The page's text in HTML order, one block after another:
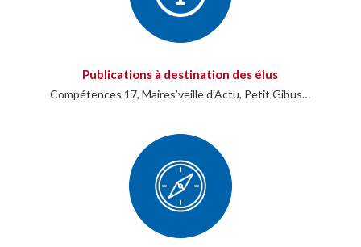
Publications à destination des élus
Compétences 17, Maires’veille d’Actu, Petit Gibus…